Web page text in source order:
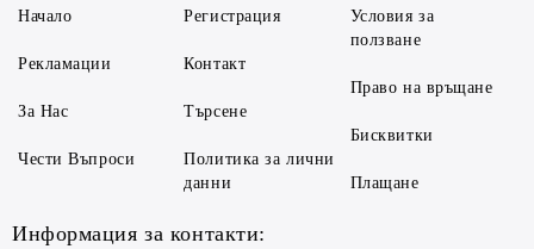
Начало
Рекламации
За Нас
Чести Въпроси
Регистрация
Контакт
Търсене
Политика за лични
данни
Условия за
ползване
Право на връщане
Бисквитки
Плащане
Информация за контакти: